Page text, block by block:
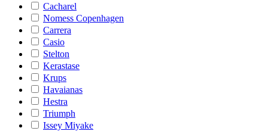
Cacharel
Nomess Copenhagen
Carrera
Casio
Stelton
Kerastase
Krups
Havaianas
Hestra
Triumph
Issey Miyake